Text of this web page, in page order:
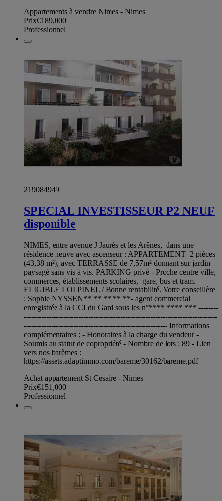
Appartements à vendre Nimes - Nimes
Prix€189,000
Professionnel
219084949
SPECIAL INVESTISSEUR P2 NEUF
disponible
NIMES, entre avenue J Jaurès et les Arênes, dans une
résidence neuve avec ascenseur : APPARTEMENT 2 pièces
(43,38 m²), avec TERRASSE de 7,57m² donnant sur jardin
paysagé sans vis à vis. PARKING privé - Proche centre ville,
commerces, établissements scolaires, gare, bus et tram.
ELIGIBLE LOI PINEL / Bonne rentabilité. Votre conseillère
: Sophie NYSSEN** ** ** ** **- agent commercial
enregistrée à la CCI du Gard sous les n°**** **** *** --------
------------------------------------------------------------------------------
---------------------------------------------------------- Informations
complémentaires : - Honoraires à la charge du vendeur -
Soumis au statut de copropriété - Nombre de lots : 89 - Lien
vers nos barèmes :
https://assets.adaptimmo.com/bareme/30162/bareme.pdf
Achat appartement St Cesaire - Nimes
Prix€151,000
Professionnel